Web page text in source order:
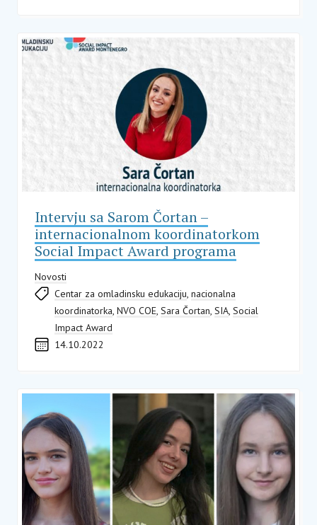
Intervju sa Sarom Čortan –
internacionalnom koordinatorkom
Social Impact Award programa
Novosti
Centar za omladinsku edukaciju nacionalna
koordinatorka NVO COE Sara Čortan SIA Social
Impact Award
14.10.2022